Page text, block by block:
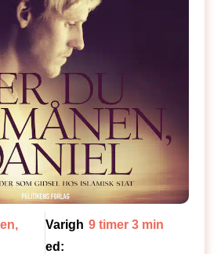
Varigh
ed:
9 timer 3 min